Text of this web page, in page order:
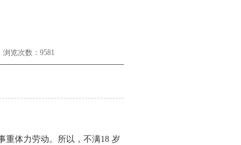
览次数：9581
重体力劳动。所以，不满18 岁